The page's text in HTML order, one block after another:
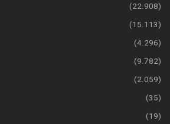
(22.908)
(15.113)
(4.296)
(9.782)
(2.059)
(35)
(19)